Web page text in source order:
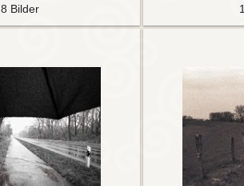
8 Bilder